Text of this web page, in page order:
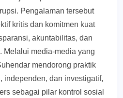
Pengalaman tersebut
kritis dan komitmen kuat
akuntabilitas, dan
Melalui media-media yang
mendorong praktik
independen, dan investigatif,
sebagai pilar kontrol sosial